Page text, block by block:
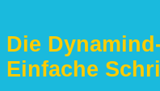
Die
Einfache